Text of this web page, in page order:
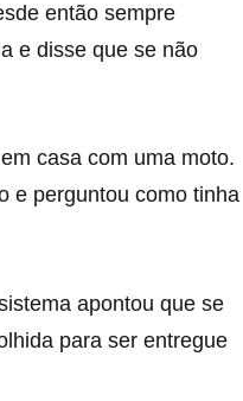
então sempre
e disse que se não
casa com uma moto.
e perguntou como tinha
apontou que se
para ser entregue